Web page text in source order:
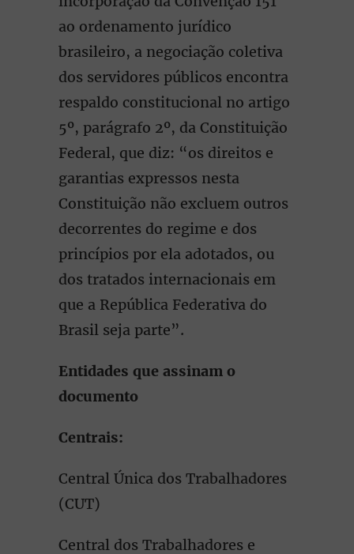
ao ordenamento jurídico
brasileiro, a negociação coletiva
dos servidores públicos encontra
respaldo constitucional no artigo
5º, parágrafo 2º, da Constituição
Federal, que diz: “os direitos e
garantias expressos nesta
Constituição não excluem outros
decorrentes do regime e dos
princípios por ela adotados, ou
dos tratados internacionais em
que a República Federativa do
Brasil seja parte”.
Entidades que assinam o
documento
Centrais:
Central Única dos Trabalhadores
(CUT)
Central dos Trabalhadores e